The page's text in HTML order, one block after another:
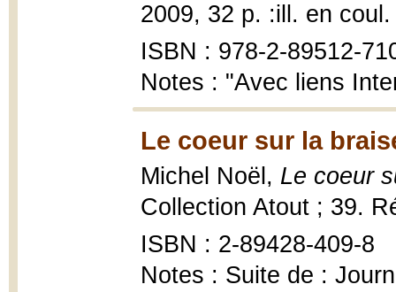
2009, 32 p. :ill. en
ISBN : 978-2-89512-
Notes : "Avec liens
Le coeur sur la
Michel Noël, Le coeur
Collection Atout ; 39.
ISBN : 2-89428-409-8
Notes : Suite de :